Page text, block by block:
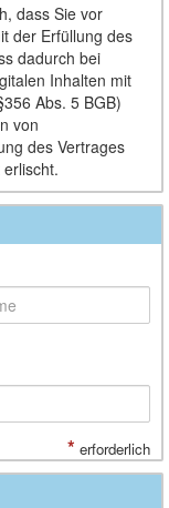
dass Sie vor
der Erfüllung des
dadurch bei
Inhalten mit
Abs. 5 BGB)
von
des Vertrages
* erforderlich